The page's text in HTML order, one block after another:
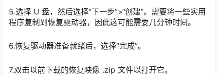
5.选择 U 盘，然后选择“下一步”>“创建”。需要将一些实用
程序复制到恢复驱动器，因此这可能需要几分钟时间。
6.恢复驱动器准备就绪后，选择“完成”。
7.双击以前下载的恢复映像 .zip 文件以打开它。